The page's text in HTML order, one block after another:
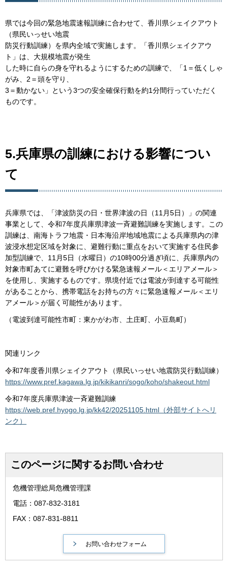
県では今回の緊急地震速報訓練に合わせて、香川県シェイクアウト
（県民いっせい地震
防災行動訓練）を県内全域で実施します。「香川県シェイクアウ
ト」は、大規模地震が発生
した時に自らの身を守れるようにするための訓練で、「1＝低くしゃ
がみ、2＝頭を守り、
3＝動かない」という3つの安全確保行動を約1分間行っていただく
ものです。
5.兵庫県の訓練における影響につい
て
兵庫県では、「津波防災の日・世界津波の日（11月5日）」の関連
事業として、令和7年度兵庫県津波一斉避難訓練を実施します。この
訓練は、南海トラフ地震・日本海沿岸地域地震による兵庫県内の津
波浸水想定区域を対象に、避難行動に重点をおいて実施する住民参
加型訓練で、11月5日（水曜日）の10時00分過ぎ頃に、兵庫県内の
対象市町あてに避難を呼びかける緊急速報メール＜エリアメール＞
を使用し、実施するものです。県境付近では電波が到達する可能性
があることから、携帯電話をお持ちの方々に緊急速報メール＜エリ
アメール＞が届く可能性があります。
（電波到達可能性市町：東かがわ市、土庄町、小豆島町）
関連リンク
令和7年度香川県シェイクアウト（県民いっせい地震防災行動訓練）
https://www.pref.kagawa.lg.jp/kikikanri/sogo/koho/shakeout.html
令和7年度兵庫県津波一斉避難訓練
https://web.pref.hyogo.lg.jp/kk42/20251105.html（外部サイトへリ
ンク）
このページに関するお問い合わせ
危機管理総局危機管理課
電話：087-832-3181
FAX：087-831-8811